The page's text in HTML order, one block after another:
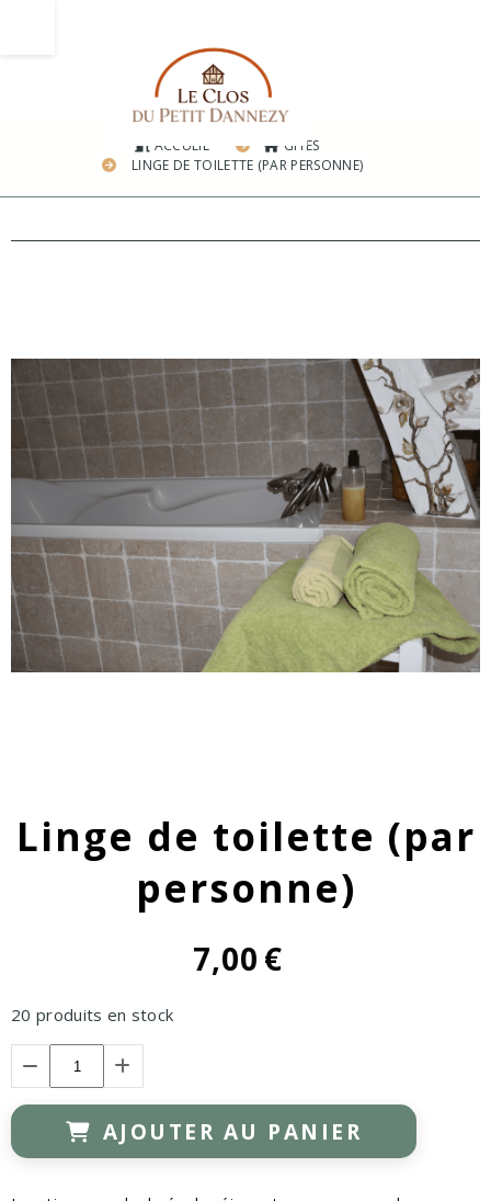
ACCUEIL
GÎTES
LINGE DE TOILETTE (PAR PERSONNE)
Linge de toilette (par
personne)
7,00 €
20 produits en stock
AJOUTER AU PANIER